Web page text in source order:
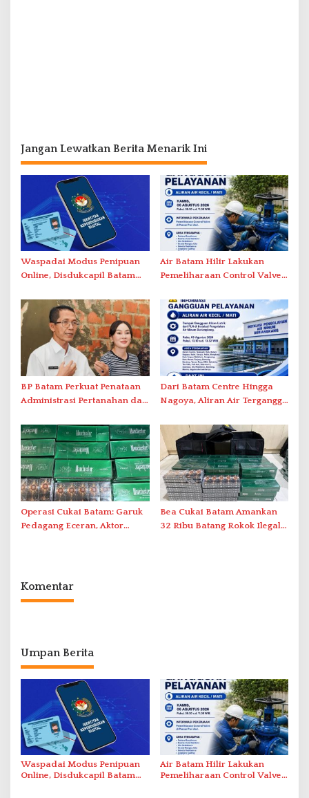
Jangan Lewatkan Berita Menarik Ini
Waspadai Modus Penipuan
Online, Disdukcapil Batam
Tatap Muka
Air Batam Hilir Lakukan
Pemeliharaan Control Valve,
BP Batam Perkuat Penataan
Administrasi Pertanahan dan
Dari Batam Centre Hingga
Nagoya, Aliran Air Terganggu
Duriangkang
Operasi Cukai Batam: Garuk
Pedagang Eceran, Aktor
Bea Cukai Batam Amankan
32 Ribu Batang Rokok Ilegal
Komentar
Umpan Berita
Waspadai Modus Penipuan
Online, Disdukcapil Batam
Air Batam Hilir Lakukan
Pemeliharaan Control Valve,